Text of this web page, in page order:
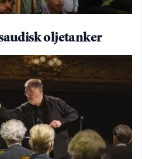
oljetanker